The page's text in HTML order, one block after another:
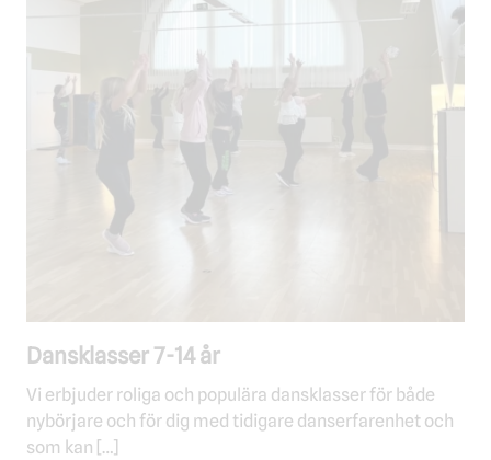
Dansklasser 7-14 år
Vi erbjuder roliga och populära dansklasser för både
nybörjare och för dig med tidigare danserfarenhet och
som kan […]